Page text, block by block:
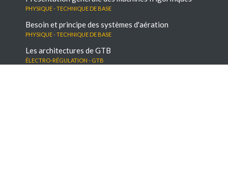
Physique - Technique de base
Besoin et principe des systèmes d'aération
Physique - Technique de base
Les architectures de GTB
électro-régulation - GTB